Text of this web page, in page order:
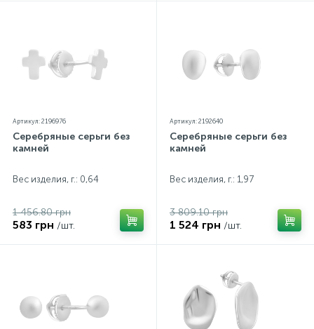
Артикул: 2196976
Серебряные серьги без
камней
Вес изделия, г.: 0,64
1 456.80 грн
583 грн /шт.
Артикул: 2192640
Серебряные серьги без
камней
Вес изделия, г.: 1,97
3 809.10 грн
1 524 грн /шт.